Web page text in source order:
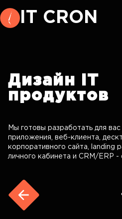
IT CRON
Дизайн
IT
продуктов
Мы готовы разработать для вас
приложения, веб-клиента,
корпоративного сайта, landing
личного кабинета и CRM/ERP -